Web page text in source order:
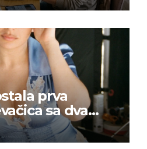
prva
sa dva
mestu u
godini